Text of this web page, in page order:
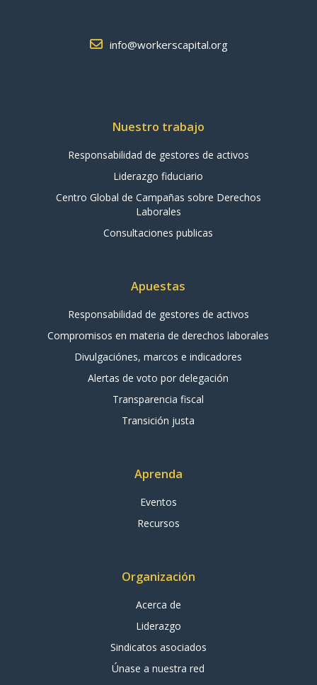
info@workerscapital.org
Nuestro trabajo
Responsabilidad de gestores de activos
Liderazgo fiduciario
Centro Global de Campañas sobre Derechos
Laborales
Consultaciones publicas
Apuestas
Responsabilidad de gestores de activos
Compromisos en materia de derechos laborales
Divulgaciónes, marcos e indicadores
Alertas de voto por delegación
Transparencia fiscal
Transición justa
Aprenda
Eventos
Recursos
Organización
Acerca de
Liderazgo
Sindicatos asociados
Únase a nuestra red